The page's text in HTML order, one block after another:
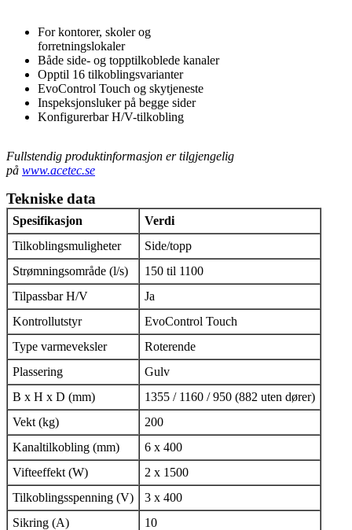
For kontorer, skoler og
forretningslokaler
Både side- og topptilkoblede kanaler
Opptil 16 tilkoblingsvarianter
EvoControl Touch og skytjeneste
Inspeksjonsluker på begge sider
Konfigurerbar H/V-tilkobling
Fullstendig produktinformasjon er tilgjengelig
på www.acetec.se
Tekniske data
Spesifikasjon
Verdi
Tilkoblingsmuligheter
Side/topp
Strømningsområde (l/s)
150 til 1100
Tilpassbar H/V
Ja
Kontrollutstyr
EvoControl Touch
Type varmeveksler
Roterende
Plassering
Gulv
B x H x D (mm)
1355 / 1160 / 950 (882 uten dører)
Vekt (kg)
200
Kanaltilkobling (mm)
6 x 400
Vifteeffekt (W)
2 x 1500
Tilkoblingsspenning (V)
3 x 400
Sikring (A)
10